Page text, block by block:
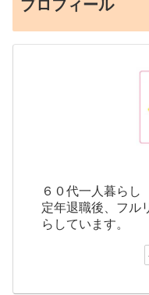
プロフィール
６０代一人暮らし
定年退職後、フル
らしています。